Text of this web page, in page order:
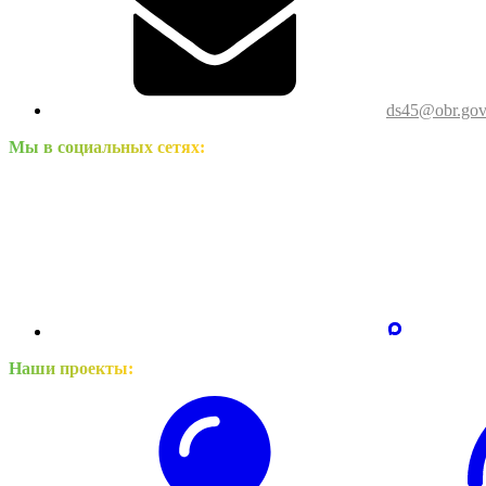
Мы в социальных сетях:
Наши проекты: